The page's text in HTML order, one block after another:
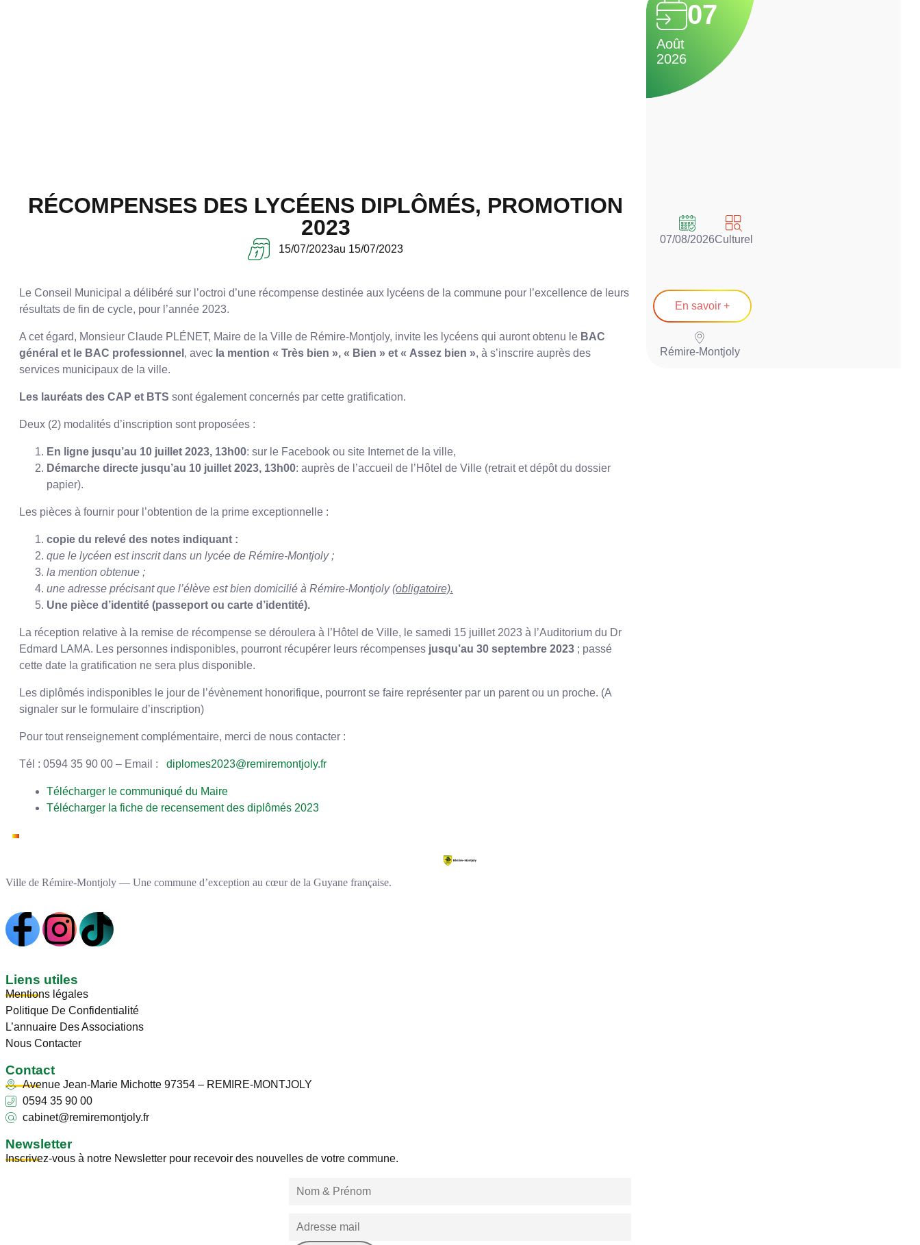
RÉCOMPENSES DES LYCÉENS DIPLÔMÉS, PROMOTION
2023
15/07/2023au 15/07/2023
Le Conseil Municipal a délibéré sur l’octroi d’une récompense destinée aux lycéens de la commune pour l’excellence de leurs
résultats de fin de cycle, pour l’année 2023.
A cet égard, Monsieur Claude PLÉNET, Maire de la Ville de Rémire-Montjoly, invite les lycéens qui auront obtenu le BAC
général et le BAC professionnel , avec la mention « Très bien », « Bien » et « Assez bien », à s’inscrire auprès des
services municipaux de la ville.
Les lauréats des CAP et BTS sont également concernés par cette gratification.
Deux (2) modalités d’inscription sont proposées :
En ligne jusqu’au 10 juillet 2023, 13h00: sur le Facebook ou site Internet de la ville,
Démarche directe jusqu’au 10 juillet 2023, 13h00: auprès de l’accueil de l’Hôtel de Ville (retrait et dépôt du dossier
papier).
Les pièces à fournir pour l’obtention de la prime exceptionnelle :
copie du relevé des notes indiquant :
que le lycéen est inscrit dans un lycée de Rémire-Montjoly ;
la mention obtenue ;
une adresse précisant que l’élève est bien domicilié à Rémire-Montjoly(obligatoire).
Une pièce d’identité (passeport ou carte d’identité).
La réception relative à la remise de récompense se déroulera à l’Hôtel de Ville, le samedi 15 juillet 2023 à l’Auditorium du Dr
Edmard LAMA. Les personnes indisponibles, pourront récupérer leurs récompenses jusqu’au 30 septembre 2023 ; passé
cette date la gratification ne sera plus disponible.
Les diplômés indisponibles le jour de l’évènement honorifique, pourront se faire représenter par un parent ou un proche. (A
signaler sur le formulaire d’inscription)
Pour tout renseignement complémentaire, merci de nous contacter :
Tél : 0594 35 90 00 – Email : diplomes2023@remiremontjoly.fr
Télécharger le communiqué du Maire
Télécharger la fiche de recensement des diplômés 2023
07
Août
2026
07/08/2026Culturel
En savoir +
Rémire-Montjoly
Ville de Rémire-Montjoly — Une commune d’exception au cœur de la Guyane française.
Liens utiles
Mentions légales
Politique De Confidentialité
L’annuaire Des Associations
Nous Contacter
Contact
Avenue Jean-Marie Michotte 97354 – REMIRE-MONTJOLY
0594 35 90 00
cabinet@remiremontjoly.fr
Newsletter
Inscrivez-vous à notre Newsletter pour recevoir des nouvelles de votre commune.